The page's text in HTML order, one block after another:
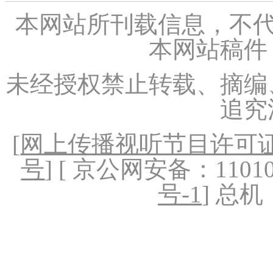
本网站所刊载信息，不
本网站稿
未经授权禁止转载、摘
追
[网上传播视听节目许可
号] [ 京公网安备：
号-1] 总机